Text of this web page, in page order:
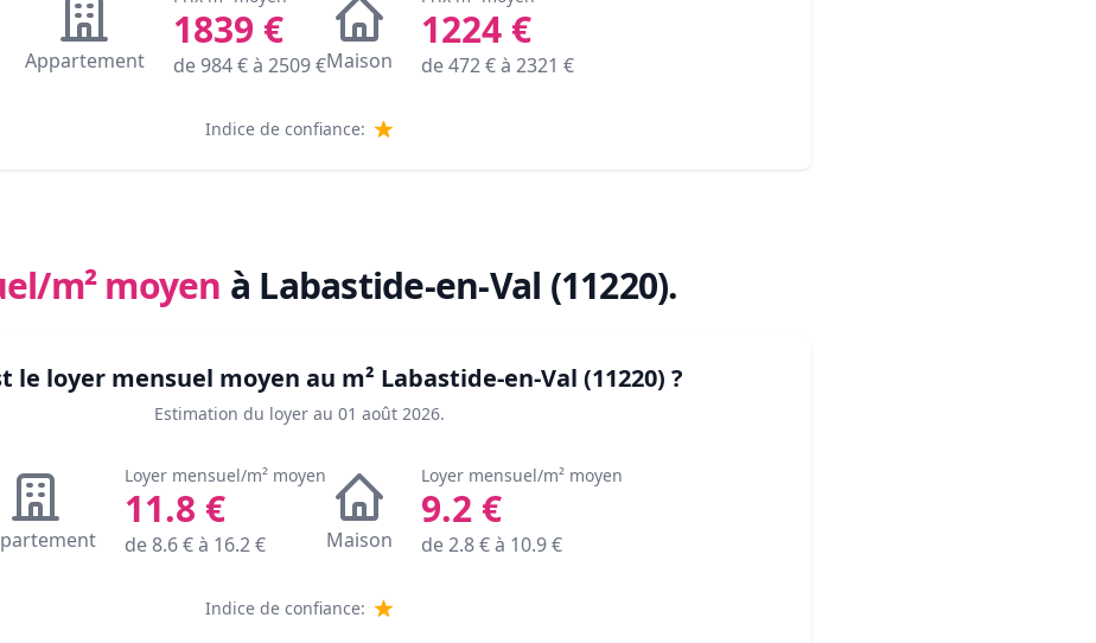
Appartement
1839 €
de984€ à 2509€Maison
1224€
de472€ à 2321 €
Indice de confiance:
m² moyen à Labastide-en-Val (11220).
le loyer mensuel moyen au m² Labastide-en-Val (11220) ?
Estimation du loyer au 01 août 2026.
Loyer mensuel/m² moyen
11.8 €
de8.6€ à 16.2€ Maison
Loyer mensuel/m² moyen
9.2€
de2.8€ à 10.9€
Indice de confiance: